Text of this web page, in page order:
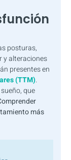
posturas,
y alteraciones
presentes en
(TTM).
que
más